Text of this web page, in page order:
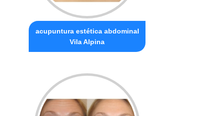
acupuntura estética abdominal
Vila Alpina